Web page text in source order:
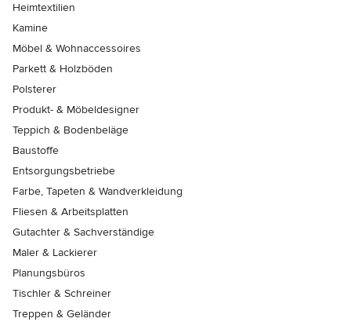
Heimtextilien
Kamine
Möbel & Wohnaccessoires
Parkett & Holzböden
Polsterer
Produkt- & Möbeldesigner
Teppich & Bodenbeläge
Baustoffe
Entsorgungsbetriebe
Farbe, Tapeten & Wandverkleidung
Fliesen & Arbeitsplatten
Gutachter & Sachverständige
Maler & Lackierer
Planungsbüros
Tischler & Schreiner
Treppen & Geländer